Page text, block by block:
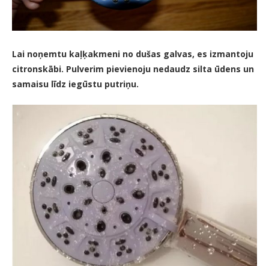
Lai noņemtu kaļķakmeni no dušas galvas, es izmantoju
citronskābi. Pulverim pievienoju nedaudz silta ūdens un
samaisu līdz iegūstu putriņu.